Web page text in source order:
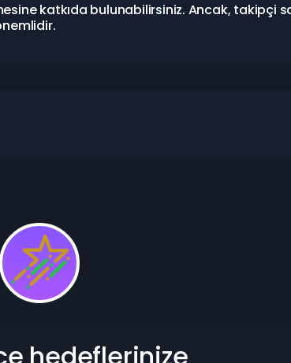
katkıda bulunabilirsiniz. Ancak, takipçi